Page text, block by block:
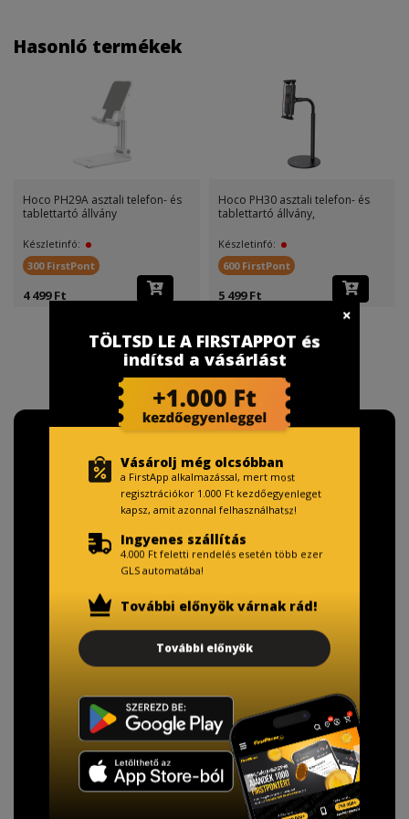
Hasonló termékek
Hoco PH29A asztali telefon- és
tablettartó állvány
Készletinfó:
300 FirstPont
4 499 Ft
Hoco PH30 asztali telefon- és
tablettartó állvány,
Készletinfó:
600 FirstPont
5 499 Ft
Fizetésnél kérje az ingyenes adattörlő kódot
adatainak biztonsága érdekében!
A Kormány döntése alapján a kereskedő minden tartós
adathordozó termék vásárlásakor köteles ingyenes
TÖLTSD LE A FIRSTAPPOT és
indítsd a vásárlást
Vásárolj még olcsóbban
a FirstApp alkalmazással, mert most
regisztrációkor 1.000 Ft kezdőegyenleget
kapsz, amit azonnal felhasználhatsz!
Ingyenes szállítás
4.000 Ft feletti rendelés esetén több ezer
GLS automatába!
További előnyök várnak rád!
További előnyök